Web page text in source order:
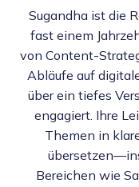
Sugandha ist die
fast einem
von Content-
Abläufe auf
über ein tiefes
engagiert. Ihre
Themen in
Bereichen wie